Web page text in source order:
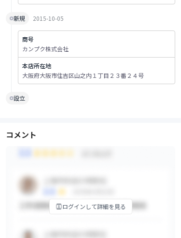
新規 2015-10-05
商号
カンプク株式会社
本店所在地
大阪府大阪市住吉区山之内１丁目２３番２４号
設立
コメント
ログインして詳細を見る